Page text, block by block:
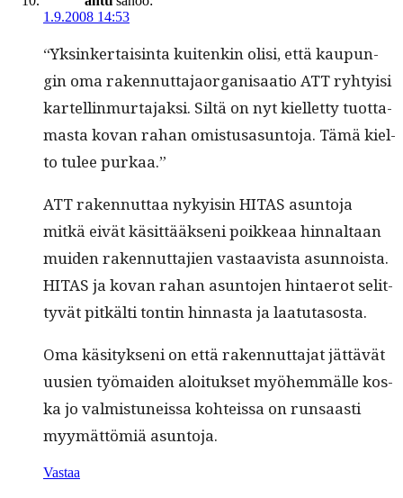
1.9.2008 14:53
“Yksinker­tais­in­ta kuitenkin olisi, että kaupun­
gin oma raken­nut­ta­jaor­gan­isaa­tio ATT ryhty­isi
kartellin­mur­ta­jak­si. Siltä on nyt kiel­let­ty tuot­ta­
mas­ta kovan rahan omis­tusasun­to­ja. Tämä kiel­
to tulee purkaa.”
ATT raken­nut­taa nyky­isin HITAS asun­to­ja
mitkä eivät käsit­tääk­seni poikkeaa hinnal­taan
muiden raken­nut­ta­jien vas­taav­ista asun­noista.
HITAS ja kovan rahan asun­to­jen hin­taerot selit­
tyvät pitkälti ton­tin hin­nas­ta ja laatutasosta.
Oma käsi­tyk­seni on että raken­nut­ta­jat jät­tävät
uusien työ­maid­en aloituk­set myöhem­mälle kos­
ka jo valmis­tuneis­sa kohteis­sa on run­saasti
myymät­tömiä asuntoja.
Vastaa